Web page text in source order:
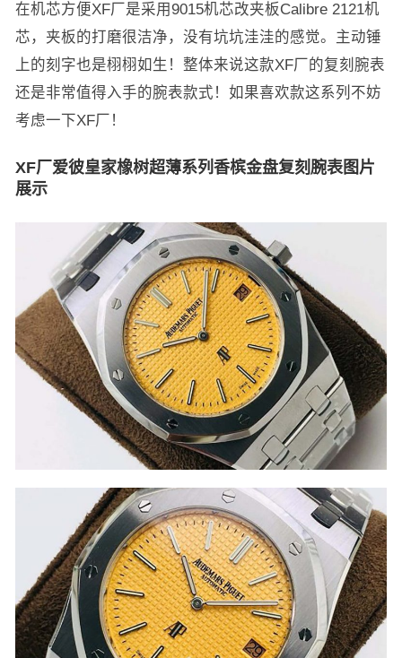
在机芯方便XF厂是采用9015机芯改夹板Calibre 2121机
芯，夹板的打磨很洁净，没有坑坑洼洼的感觉。主动锤
上的刻字也是栩栩如生！整体来说这款XF厂的复刻腕表
还是非常值得入手的腕表款式！如果喜欢款这系列不妨
考虑一下XF厂！
XF厂爱彼皇家橡树超薄系列香槟金盘复刻腕表图片
展示